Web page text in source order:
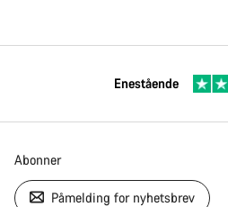
Enestående
Abonner
Påmelding for nyhetsbrev